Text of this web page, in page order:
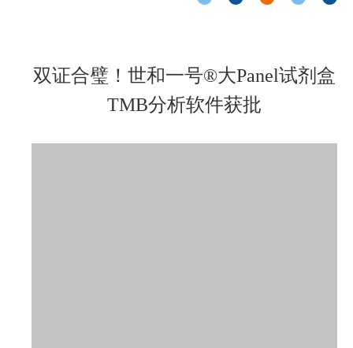
双证合璧！世和一号®大Panel试剂盒
TMB分析软件获批